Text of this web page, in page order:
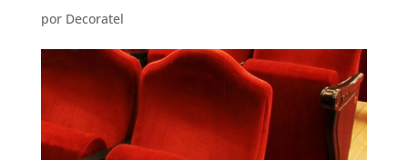
por Decoratel